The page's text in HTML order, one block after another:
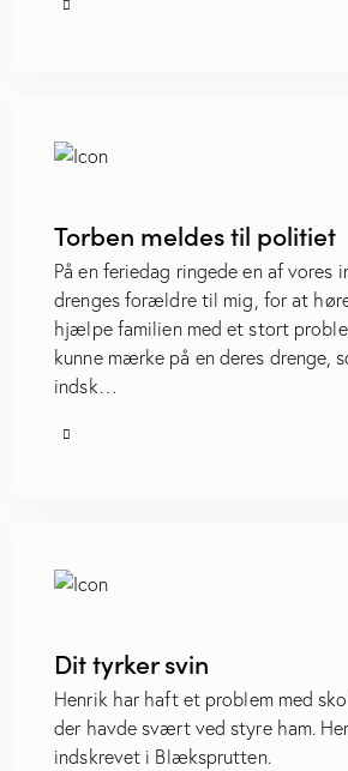
Torben meldes til politiet
På en feriedag ringede en af vores
drenges forældre til mig, for at
hjælpe familien med et stort
kunne mærke på en deres drenge,
indsk…
Dit tyrker svin
Henrik har haft et problem med
der havde svært ved styre ham.
indskrevet i Blæksprutten.